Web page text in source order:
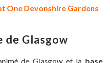
One Devonshire Gardens
de Glasgow
de Glasgow et la base